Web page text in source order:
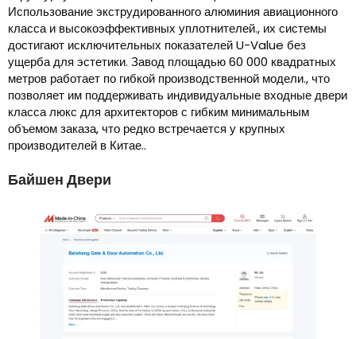
Использование экструдированного алюминия авиационного
класса и высокоэффективных уплотнителей., их системы
достигают исключительных показателей U-Value без
ущерба для эстетики. Завод площадью 60 000 квадратных
метров работает по гибкой производственной модели., что
позволяет им поддерживать индивидуальные входные двери
класса люкс для архитекторов с гибким минимальным
объемом заказа, что редко встречается у крупных
производителей в Китае..
Байшен Двери